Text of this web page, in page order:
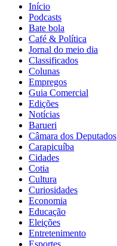
Início
Podcasts
Bate bola
Café & Política
Jornal do meio dia
Classificados
Colunas
Empregos
Guia Comercial
Edições
Notícias
Barueri
Câmara dos Deputados
Carapicuíba
Cidades
Cotia
Cultura
Curiosidades
Economia
Educação
Eleições
Entretenimento
Esportes